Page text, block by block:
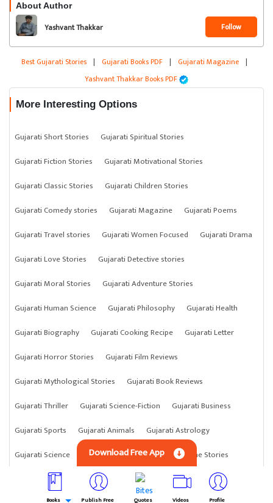
About Author
Yashvant Thakkar Follow
Best Gujarati Stories | Gujarati Books PDF | Gujarati Magazine |
Yashvant Thakkar Books PDF
More Interesting Options
Gujarati Short Stories
Gujarati Spiritual Stories
Gujarati Fiction Stories
Gujarati Motivational Stories
Gujarati Classic Stories
Gujarati Children Stories
Gujarati Comedy stories
Gujarati Magazine
Gujarati Poems
Gujarati Travel stories
Gujarati Women Focused
Gujarati Drama
Gujarati Love Stories
Gujarati Detective stories
Gujarati Moral Stories
Gujarati Adventure Stories
Gujarati Human Science
Gujarati Philosophy
Gujarati Health
Gujarati Biography
Gujarati Cooking Recipe
Gujarati Letter
Gujarati Horror Stories
Gujarati Film Reviews
Gujarati Mythological Stories
Gujarati Book Reviews
Gujarati Thriller
Gujarati Science-Fiction
Gujarati Business
Gujarati Sports
Gujarati Animals
Gujarati Astrology
Gujarati Science
Gujarati Anything Gujarati Crime Stories
Download Free App
Books Publish Free Quotes Videos Profile